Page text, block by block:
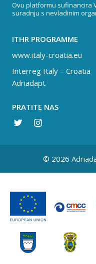
Ovu platformu sufinancira
suradnju s nevladinim
ITHR PROGRAMME
www.italy-croatia.eu
Interreg Italy – Croatia
Adriadapt
PRATITE NAS
© 2026